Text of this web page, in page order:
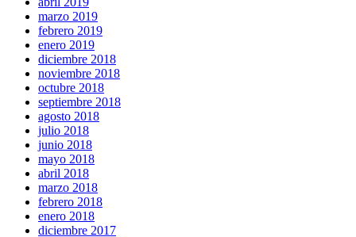
marzo 2019
febrero 2019
enero 2019
diciembre 2018
noviembre 2018
octubre 2018
septiembre 2018
agosto 2018
julio 2018
junio 2018
mayo 2018
abril 2018
marzo 2018
febrero 2018
enero 2018
diciembre 2017